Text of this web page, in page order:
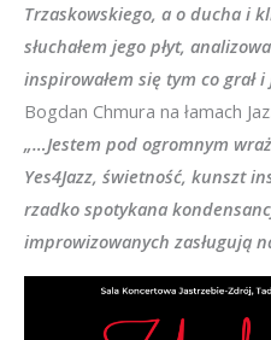
Trzaskowskiego, a o ducha i
słuchałem jego płyt,
inspirowałem się tym co grał
Bogdan Chmura na łamach
„…Jestem pod ogromnym
Yes4Jazz, świetność, kunszt
rzadko spotykana
improwizowanych zasługują